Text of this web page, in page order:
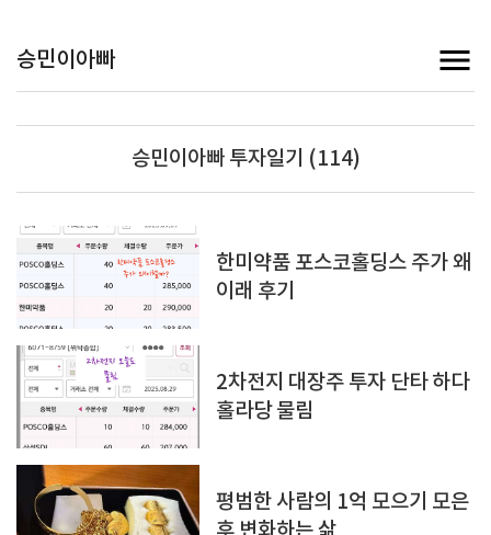
승민이아빠
승민이아빠 투자일기 (114)
한미약품 포스코홀딩스 주가 왜
이래 후기
2차전지 대장주 투자 단타 하다
홀라당 물림
평범한 사람의 1억 모으기 모은